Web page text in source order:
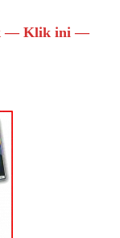
— Klik ini —